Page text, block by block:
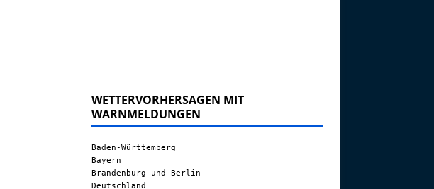
WETTERVORHERSAGEN MIT
WARNMELDUNGEN
Baden-Württemberg
Bayern
Brandenburg und Berlin
Deutschland